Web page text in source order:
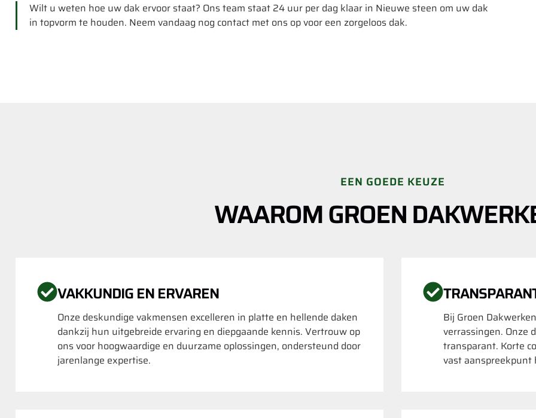
Wilt u weten hoe uw dak ervoor staat? Ons team staat 24 uur per dag klaar in Nieuwe steen om uw dak
in topvorm te houden. Neem vandaag nog contact met ons op voor een zorgeloos dak.
EEN GOEDE KEUZE
WAAROM GROEN
VAKKUNDIG EN ERVAREN
Onze deskundige vakmensen excelleren in platte en hellende daken
dankzij hun uitgebreide ervaring en diepgaande kennis. Vertrouw op
ons voor hoogwaardige en duurzame oplossingen, ondersteund door
jarenlange expertise.
Bij Groen
verrassingen. Onze
transparant. Korte
vast aanspreekpunt